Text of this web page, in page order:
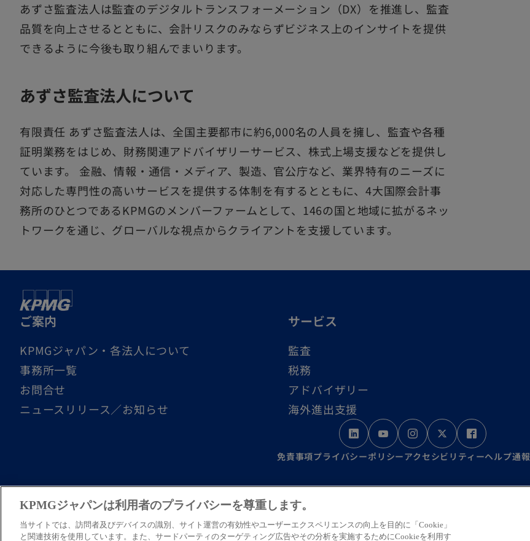
あずさ監査法人は監査のデジタルトランスフォーメーション（DX）を推進し、監査
品質を向上させるとともに、会計リスクのみならずビジネス上のインサイトを提供
できるように今後も取り組んでまいります。
あずさ監査法人について
有限責任 あずさ監査法人は、全国主要都市に約6,000名の人員を擁し、監査や各種
証明業務をはじめ、財務関連アドバイザリーサービス、株式上場支援などを提供し
ています。 金融、情報・通信・メディア、製造、官公庁など、業界特有のニーズに
対応した専門性の高いサービスを提供する体制を有するとともに、4大国際会計事
務所のひとつであるKPMGのメンバーファームとして、146の国と地域に拡がるネッ
トワークを通じ、グローバルな視点からクライアントを支援しています。
ご案内
KPMGジャパン・各法人について
事務所一覧
お問合せ
ニュースリリース／お知らせ
サービス
監査
税務
アドバイザリー
海外進出支援
新
し
タ
で
新
し
タ
で
新
し
タ
で
新
し
タ
新
タ
免責事項プライバシーポリシーアクセシビリティーヘルプ通
organization of independent member firms affiliated with KPMG International Limited, a private English
Tax Corporation, a tax corporation incorporated under the Japanese CPTA Law and a member firm of the
KPMGジャパンは利用者のプライバシーを尊重します。
当サイトでは、訪問者及びデバイスの識別、サイト運営の有効性やユーザーエクスペリエンスの向上を目的に「Cookie」
と関連技術を使用しています。また、サードパーティのターゲティング広告やその分析を実施するためにCookieを利用す